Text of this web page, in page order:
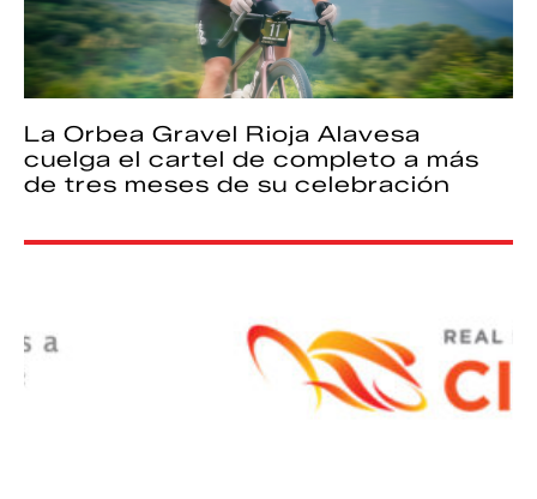
La Orbea Gravel Rioja Alavesa
cuelga el cartel de completo a más
de tres meses de su celebración